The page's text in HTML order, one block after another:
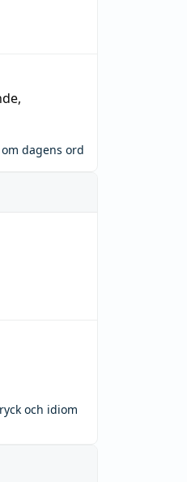
,
dagens ord
och idiom